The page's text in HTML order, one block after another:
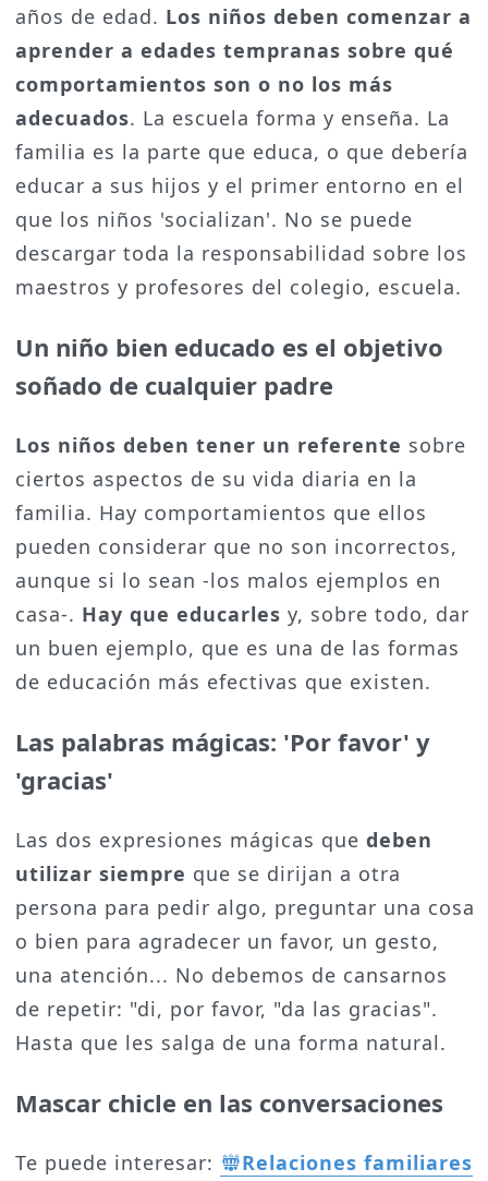
años de edad. Los niños deben comenzar a
aprender a edades tempranas sobre qué
comportamientos son o no los más
adecuados. La escuela forma y enseña. La
familia es la parte que educa, o que debería
educar a sus hijos y el primer entorno en el
que los niños 'socializan'. No se puede
descargar toda la responsabilidad sobre los
maestros y profesores del colegio, escuela.
Un niño bien educado es el objetivo
soñado de cualquier padre
Los niños deben tener un referente sobre
ciertos aspectos de su vida diaria en la
familia. Hay comportamientos que ellos
pueden considerar que no son incorrectos,
aunque si lo sean -los malos ejemplos en
casa-. Hay que educarles y, sobre todo, dar
un buen ejemplo, que es una de las formas
de educación más efectivas que existen.
Las palabras mágicas: 'Por favor' y
'gracias'
Las dos expresiones mágicas que deben
utilizar siempre que se dirijan a otra
persona para pedir algo, preguntar una cosa
o bien para agradecer un favor, un gesto,
una atención... No debemos de cansarnos
de repetir: "di, por favor, "da las gracias".
Hasta que les salga de una forma natural.
Mascar chicle en las conversaciones
Te puede interesar:
Relaciones familiares